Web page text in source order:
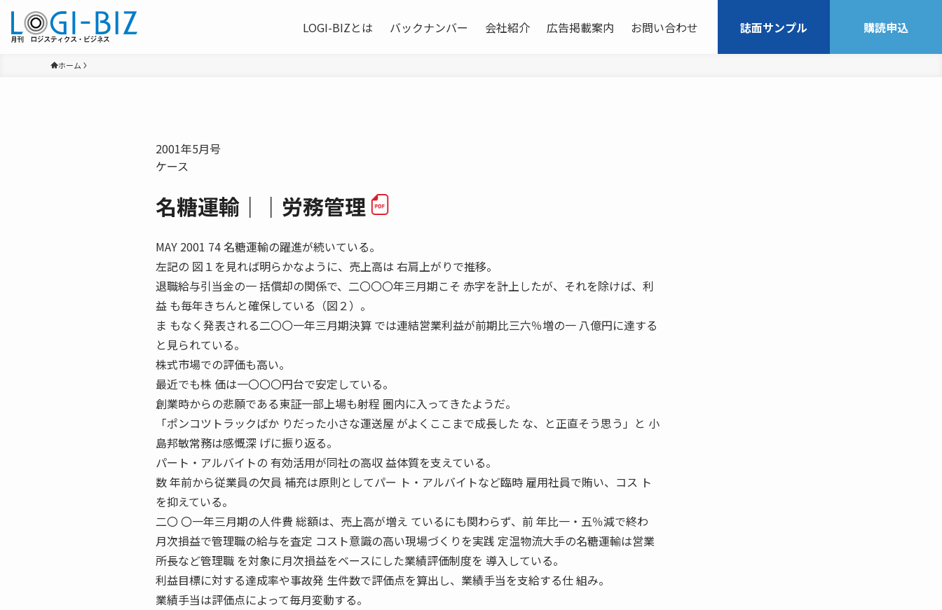
LOGI-BIZとは バックナンバー 会社紹介 広告掲載案内 お問い合わせ 誌面サンプル 購読申込
ホーム
2001年5月号
ケース
名糖運輸｜｜労務管理
MAY 2001 74 名糖運輸の躍進が続いている。
左記の 図１を見れば明らかなように、売上高は 右肩上がりで推移。
退職給与引当金の一 括償却の関係で、二〇〇〇年三月期こそ 赤字を計上したが、それを除けば、利
益 も毎年きちんと確保している（図２）。
ま もなく発表される二〇〇一年三月期決算 では連結営業利益が前期比三六％増の一 八億円に達する
と見られている。
株式市場での評価も高い。
最近でも株 価は一〇〇〇円台で安定している。
創業時からの悲願である東証一部上場も射程 圏内に入ってきたようだ。
「ポンコツトラックばか りだった小さな運送屋 がよくここまで成長した な、と正直そう思う」と 小
島邦敏常務は感慨深 げに振り返る。
パート・アルバイトの 有効活用が同社の高収 益体質を支えている。
数 年前から従業員の欠員 補充は原則としてパー ト・アルバイトなど臨時 雇用社員で賄い、コス ト
を抑えている。
二〇 〇一年三月期の人件費 総額は、売上高が増え ているにも関わらず、前 年比一・五％減で終わ
月次損益で管理職の給与を査定 コスト意識の高い現場づくりを実践 定温物流大手の名糖運輸は営業
所長など管理職 を対象に月次損益をベースにした業績評価制度を 導入している。
利益目標に対する達成率や事故発 生件数で評価点を算出し、業績手当を支給する仕 組み。
業績手当は評価点によって毎月変動する。